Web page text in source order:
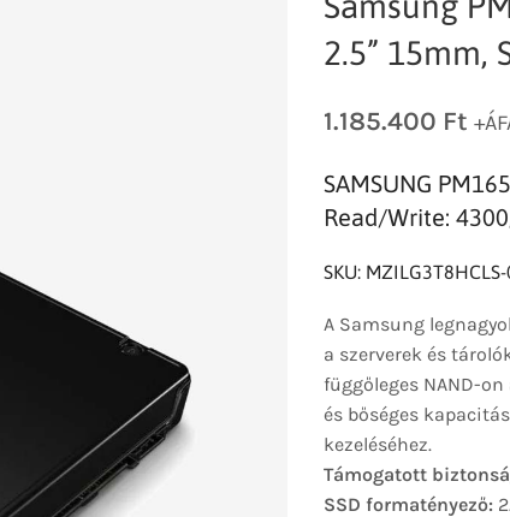
2.5” 15mm,
1.185.400 Ft
SAMSUNG
Read/Write:
SKU:
A Samsung
a szerverek és
függőleges NAND-
és bőséges
kezeléséhez.
Támogatott
SSD formatényező: